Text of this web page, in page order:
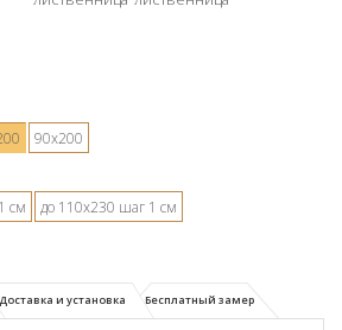
90х200
см
до 110х230 шаг 1 см
Доставка и установка Бесплатный замер